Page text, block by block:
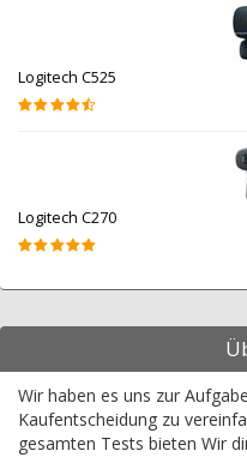
Logitech C525
Logitech C270
Wir haben es uns zur
Kaufentscheidung zu
gesamten Tests bieten Wir